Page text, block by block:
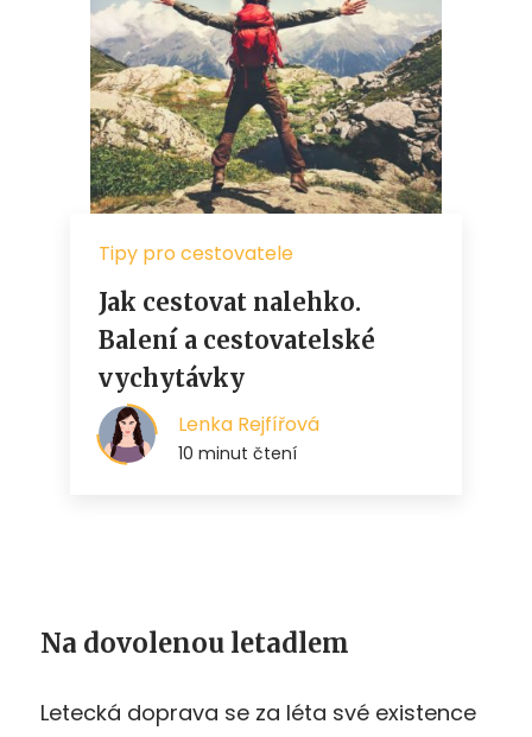
Na dovolenou letadlem
Letecká doprava se za léta své existence